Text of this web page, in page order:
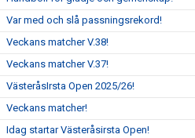
Var med och slå passningsrekord!
Veckans matcher V.38!
Veckans matcher V.37!
VästeråsIrsta Open 2025/26!
Veckans matcher!
Idag startar Västeråsirsta Open!